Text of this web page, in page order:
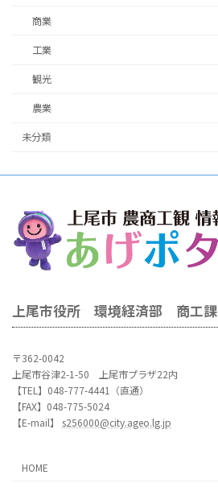
商業
工業
観光
農業
未分類
上尾市役所 環境経済部 商工課
〒362-0042
上尾市谷津2-1-50 上尾市プラザ22内
【TEL】048-777-4441（直通）
【FAX】048-775-5024
【E-mail】 s256000@city.ageo.lg.jp
HOME